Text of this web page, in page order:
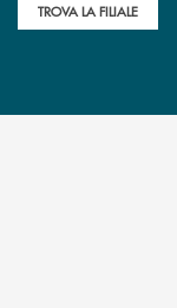
TROVA LA FILIALE